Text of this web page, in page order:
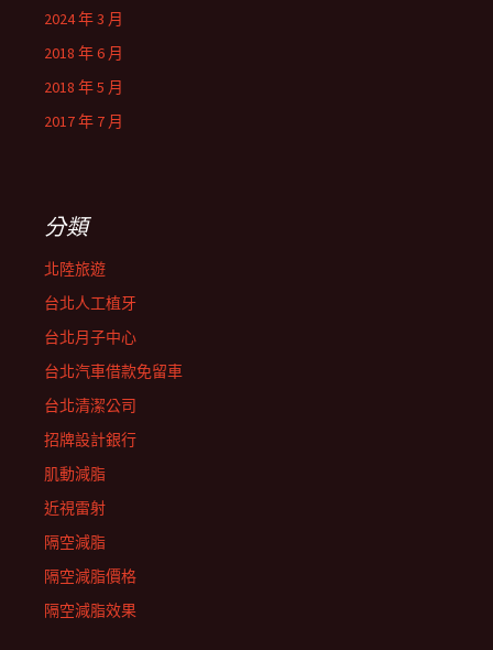
2024 年 3 月
2018 年 6 月
2018 年 5 月
2017 年 7 月
分類
北陸旅遊
台北人工植牙
台北月子中心
台北汽車借款免留車
台北清潔公司
招牌設計銀行
肌動減脂
近視雷射
隔空減脂
隔空減脂價格
隔空減脂效果